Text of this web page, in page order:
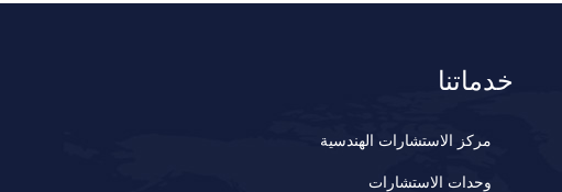
خدماتنا
مركز الاستشارات الهندسية
وحدات الاستشارات